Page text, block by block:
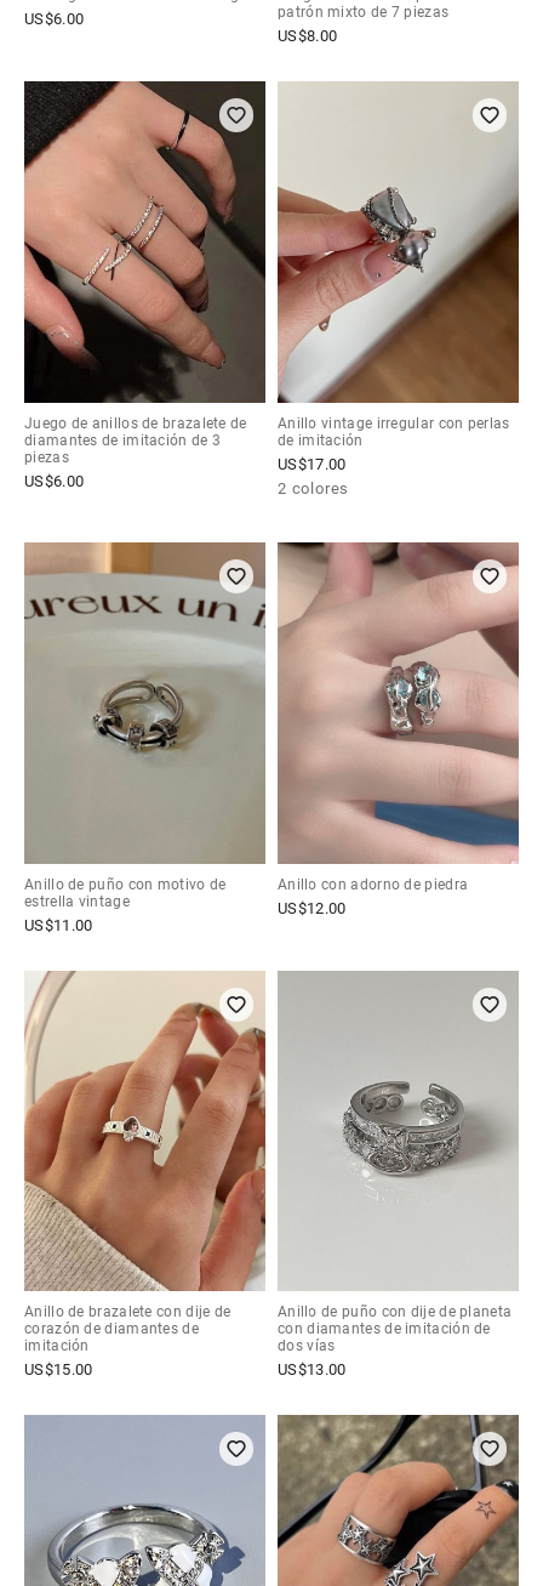
US$6.00
patrón mixto de 7 piezas
US$8.00
Juego de anillos de brazalete de
diamantes de imitación de 3
piezas
US$6.00
Anillo vintage irregular con perlas
de imitación
US$17.00
2 colores
Anillo de puño con motivo de
estrella vintage
US$11.00
Anillo con adorno de piedra
US$12.00
Anillo de brazalete con dije de
corazón de diamantes de
imitación
US$15.00
Anillo de puño con dije de planeta
con diamantes de imitación de
dos vías
US$13.00